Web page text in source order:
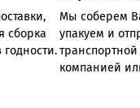
сборка
годности.
Мы соберем
упакуем и
транспортной
компанией